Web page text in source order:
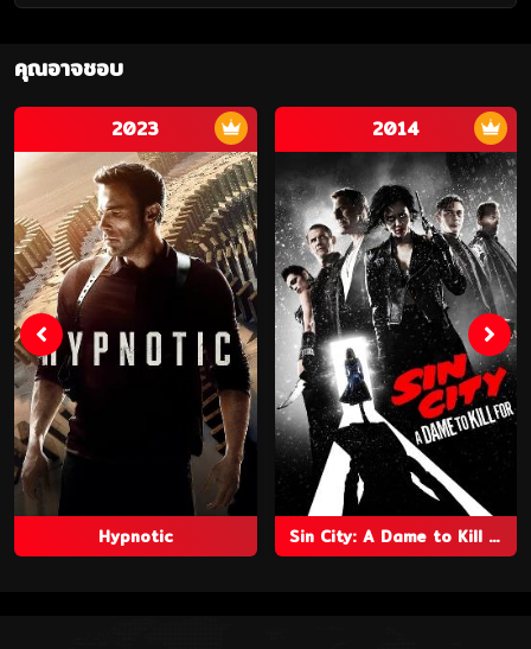
คุณอาจชอบ
2023
Hypnotic
2014
Sin City: A Dame to Kill For